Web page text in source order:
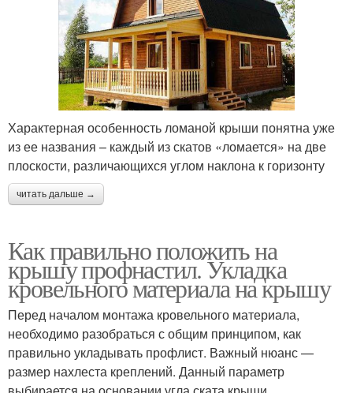
Характерная особенность ломаной крыши понятна уже
из ее названия – каждый из скатов «ломается» на две
плоскости, различающихся углом наклона к горизонту
читать дальше →
Как правильно положить на
крышу профнастил. Укладка
кровельного материала на крышу
Перед началом монтажа кровельного материала,
необходимо разобраться с общим принципом, как
правильно укладывать профлист. Важный нюанс —
размер нахлеста креплений. Данный параметр